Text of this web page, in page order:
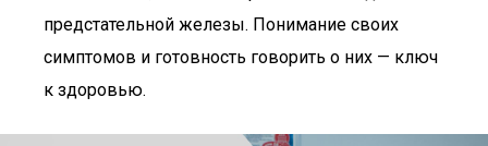
предстательной железы. Понимание своих
симптомов и готовность говорить о них — ключ
к здоровью.